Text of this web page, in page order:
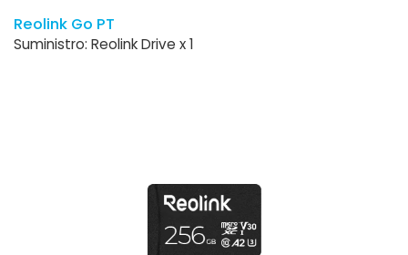
Reolink Go PT
Suministro: Reolink Drive x 1